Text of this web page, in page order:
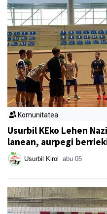
Komunitatea
Usurbil KEko Lehen
lanean, aurpegi
Usurbil Kirol abu 05